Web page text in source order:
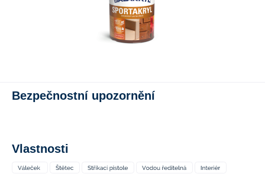
Bezpečnostní upozornění
Vlastnosti